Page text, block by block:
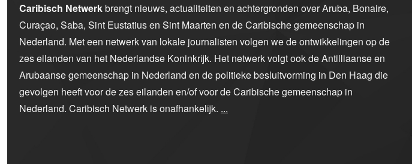
Caribisch Netwerkbrengt nieuws, actualiteiten en achtergronden over Aruba, Bonaire,
Curaçao, Saba, Sint Eustatius en Sint Maarten en de Caribische gemeenschap in
Nederland. Met een netwerk van lokale journalisten volgen we de ontwikkelingen op de
zes eilanden van het Nederlandse Koninkrijk. Het netwerk volgt ook de Antilliaanse en
Arubaanse gemeenschap in Nederland en de politieke besluitvorming in Den Haag die
gevolgen heeft voor de zes eilanden en/of voor de Caribische gemeenschap in
Nederland. Caribisch Netwerk is onafhankelijk. ...